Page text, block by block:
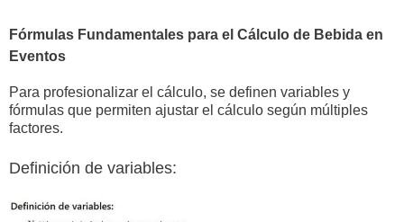
Fórmulas Fundamentales para el Cálculo de Bebida en
Eventos
Para profesionalizar el cálculo, se definen variables y
fórmulas que permiten ajustar el cálculo según múltiples
factores.
Definición de variables: